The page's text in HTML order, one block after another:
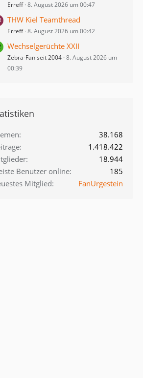
Erreff 8. August 2026 um 00:47
THW Kiel Teamthread
Erreff 8. August 2026 um 00:42
Wechselgerüchte XXII
Zebra-Fan seit 2004 8. August 2026 um
00:39
38.168
1.418.422
18.944
Benutzer online
185
Mitglied
FanUrgestein